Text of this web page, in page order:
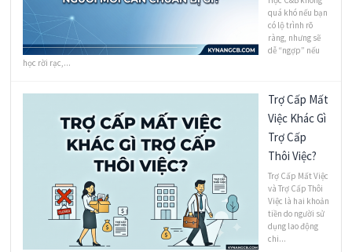
quá khó nếu bạn
có lộ trình rõ
ràng, nhưng sẽ
dễ “ngợp” nếu
học rời rạc,...
Trợ Cấp Mất
Việc Khác Gì
Trợ Cấp
Thôi Việc?
Trợ Cấp Mất Việc
và Trợ Cấp Thôi
Việc là hai khoản
tiền do người sử
dụng lao động
chi...